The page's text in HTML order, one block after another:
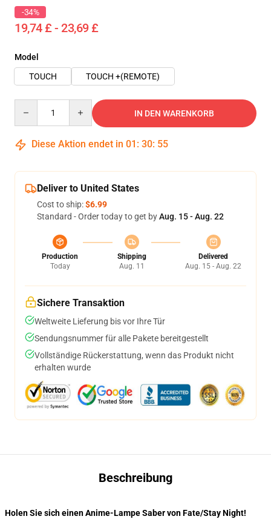
-34%
19,74 £ - 23,69 £
Model
TOUCH
TOUCH +(REMOTE)
IN DEN WARENKORB
Diese Aktion endet in 01 : 30: 54
Deliver to United States
Cost to ship:$6.99
Standard - Order today to get byAug. 15 - Aug. 22
Production
Today
Shipping
Aug. 11
Delivered
Aug. 15 - Aug. 22
Sichere Transaktion
Weltweite Lieferung bis vor Ihre Tür
Sendungsnummer für alle Pakete bereitgestellt
Vollständige Rückerstattung, wenn das Produkt nicht
erhalten wurde
Beschreibung
Holen Sie sich einen Anime-Lampe Saber von Fate/Stay Night!